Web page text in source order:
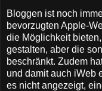
Bloggen ist noch
bevorzugten Apple-
die Möglichkeit
gestalten, aber die
beschränkt. Zudem
und damit auch iWeb
es nicht angezeigt,